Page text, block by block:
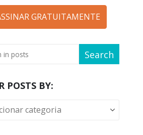
GRATUITAMENTE
Search
POSTS BY: